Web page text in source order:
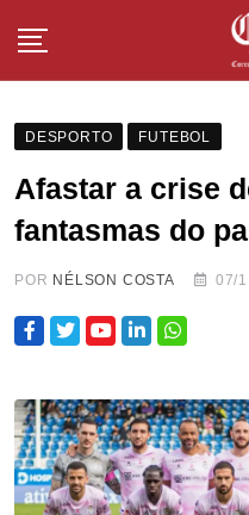
DESPORTO FUTEBOL
Afastar a crise
fantasmas do
POR NÉLSON COSTA 07/